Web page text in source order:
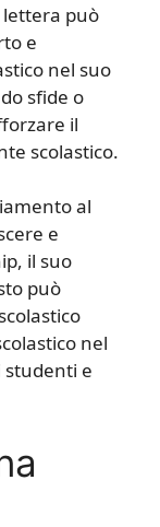
può
e
nel suo
sfide o
il
scolastico.
al
e
il suo
può
nel
studenti e